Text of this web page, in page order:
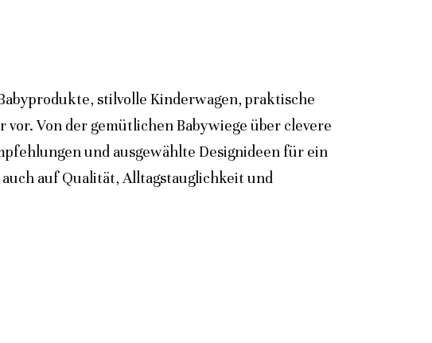
stilvolle Kinderwagen, praktische
Von der gemütlichen Babywiege über clevere
und ausgewählte Designideen für ein
auf Qualität, Alltagstauglichkeit und